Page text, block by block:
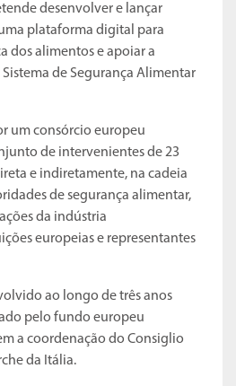
desenvolver e lançar
plataforma digital para
dos alimentos e apoiar a
de Segurança Alimentar
um consórcio europeu
de intervenientes de 23
e indiretamente, na cadeia
de segurança alimentar,
da indústria
europeias e representantes
ao longo de três anos
pelo fundo europeu
a coordenação do Consiglio
da Itália.